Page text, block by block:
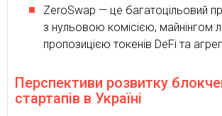
ZeroSwap — це багатоцільовий
з нульовою комісією, майнінгом
пропозицією токенів DeFi та
Перспективи розвитку
стартапів в Україні